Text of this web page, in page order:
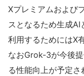
Xプレミアムおよび
スとなるため生成AI
利用するためにはX
なおGrok-3が今後
る性能向上が予定さ